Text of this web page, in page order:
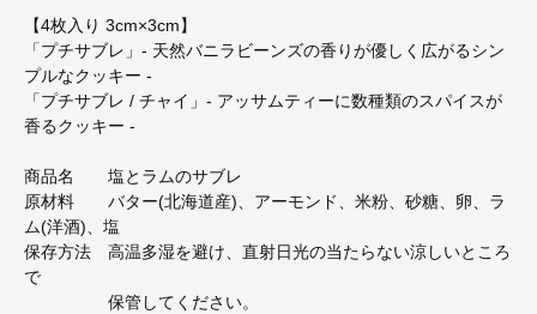
【4枚入り 3cm×3cm】
「プチサブレ」- 天然バニラビーンズの香りが優しく広がるシン
プルなクッキー -
「プチサブレ / チャイ」- アッサムティーに数種類のスパイスが
香るクッキー -
商品名 塩とラムのサブレ
原材料 バター(北海道産)、アーモンド、米粉、砂糖、卵、ラ
ム(洋酒)、塩
保存方法 高温多湿を避け、直射日光の当たらない涼しいところ
で
保管してください。